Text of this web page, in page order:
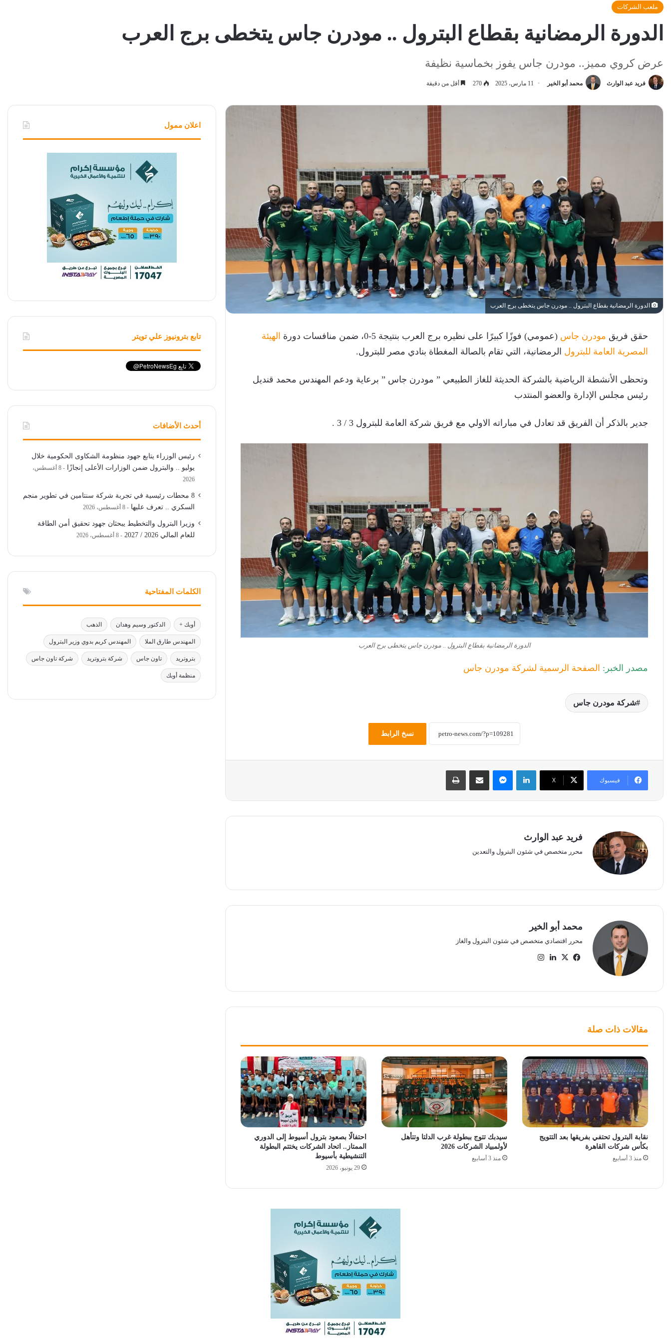
ملعب الشركات
الدورة الرمضانية بقطاع البترول .. مودرن جاس يتخطى برج العرب
عرض كروي مميز.. مودرن جاس يفوز بخماسية نظيفة
فريد عبد الوارث محمد أبو الخير 11 مارس، 2025 270 أقل من دقيقة
الدورة الرمضانية بقطاع البترول .. مودرن جاس يتخطى برج العرب
حقق فريق مودرن جاس (عمومي) فوزًا كبيرًا على نظيره برج العرب بنتيجة 5-0، ضمن منافسات دورة
الهيئة
المصرية العامة للبترول الرمضانية، التي تقام بالصالة المغطاة بنادي مصر للبترول.
وتحظى الأنشطة الرياضية بالشركة الحديثة للغاز الطبيعي ” مودرن جاس ” برعاية ودعم المهندس محمد قنديل
رئيس مجلس الإدارة والعضو المنتدب
جدير بالذكر أن الفريق قد تعادل في مباراته الاولي مع فريق شركة العامة للبترول 3 / 3 .
الدورة الرمضانية بقطاع البترول .. مودرن جاس يتخطى برج العرب
مصدر الخبر: الصفحة الرسمية لشركة مودرن جاس
شركة مودرن جاس
نسخ الرابط
فيسبوك ‫X
لينكدإن ماسنجر مشاركة عبر البريد طباعة
فريد عبد الوارث
محرر متخصص في شئون البترول والتعدين
محمد أبو الخير
محرر اقتصادي متخصص في شئون البترول والغاز
فيسبوك
‫X لينكدإن
مقالات ذات صلة
نقابة البترول تحتفي بفريقها بعد التتويج
بكأس شركات القاهرة
منذ 3 أسابيع
سيدبك تتوج ببطولة غرب الدلتا وتتأهل
لأولمبياد الشركات 2026
منذ 3 أسابيع
احتفالًا بصعود بترول أسيوط إلى الدوري
الممتاز.. اتحاد الشركات يختتم البطولة
التنشيطية بأسيوط
29 يونيو، 2026
اعلان ممول
تابع بترونيوز علي تويتر
أحدث الأضافات
رئيس الوزراء يتابع جهود منظومة الشكاوى الحكومية خلال
يوليو .. والبترول ضمن الوزارات الأعلى إنجازًا
8 أغسطس،
2026
8 محطات رئيسية في تجربة شركة سنتامين في تطوير منجم
السكري .. تعرف عليها
8 أغسطس، 2026
وزيرا البترول والتخطيط يبحثان جهود تحقيق أمن الطاقة
للعام المالي 2026 / 2027
8 أغسطس، 2026
الكلمات المفتاحية
أوبك + الدكتور وسيم وهدان الذهب
المهندس طارق الملا المهندس كريم بدوي وزير البترول
بتروتريد تاون جاس شركة بتروتريد شركة تاون جاس
منظمة أوبك